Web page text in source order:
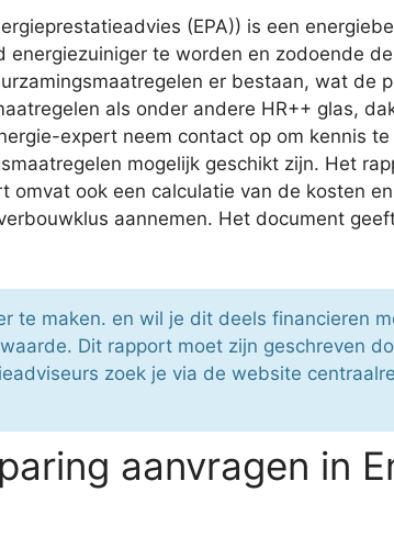
(EPA)) is een
te worden en zodoende
er bestaan, wat de
als onder andere HR++ glas,
expert neem contact op om kennis
mogelijk geschikt zijn. Het
omvat ook een calculatie van de kosten
aannemen. Het document
te maken. en wil je dit deels financieren
Dit rapport moet zijn geschreven
zoek je via de website
aanvragen in